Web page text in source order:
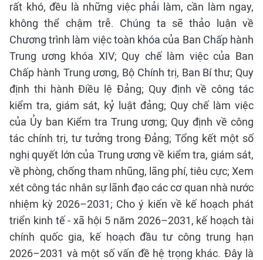
rất khó, đều là những việc phải làm, cần làm ngay,
không thể chậm trễ. Chúng ta sẽ thảo luận về
Chương trình làm việc toàn khóa của Ban Chấp hành
Trung ương khóa XIV; Quy chế làm việc của Ban
Chấp hành Trung ương, Bộ Chính trị, Ban Bí thư; Quy
định thi hành Điều lệ Đảng; Quy định về công tác
kiểm tra, giám sát, kỷ luật đảng; Quy chế làm việc
của Ủy ban Kiểm tra Trung ương; Quy định về công
tác chính trị, tư tưởng trong Đảng; Tổng kết một số
nghị quyết lớn của Trung ương về kiểm tra, giám sát,
về phòng, chống tham nhũng, lãng phí, tiêu cực; Xem
xét công tác nhân sự lãnh đạo các cơ quan nhà nước
nhiệm kỳ 2026–2031; Cho ý kiến về kế hoạch phát
triển kinh tế - xã hội 5 năm 2026–2031, kế hoạch tài
chính quốc gia, kế hoạch đầu tư công trung hạn
2026–2031 và một số vấn đề hệ trọng khác. Đây là